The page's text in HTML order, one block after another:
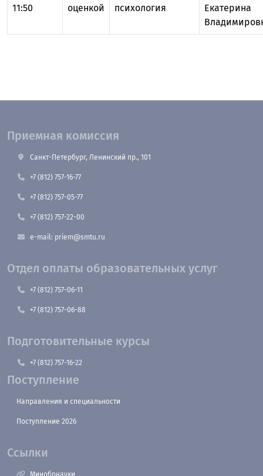
11:50
оценкой
психология
Екатерина
Приемная комиссия
Санкт-Петербург, Ленинский пр., 101
+7 (812) 757-16-77
+7 (812) 757-05-77
+7 (812) 757-22-00
e-mail: priem@smtu.ru
Отдел оплаты образовательных услуг
+7 (812) 757-06-11
+7 (812) 757-06-88
Подготовительные курсы
+7 (812) 757-16-22
Поступление
Направления и специальности
Поступление 2026
Ссылки
Минобрнауки